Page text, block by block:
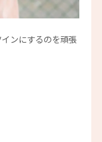
ンにするのを頑張